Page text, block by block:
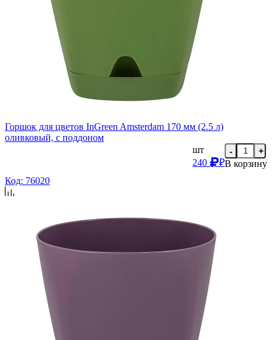
Горшок для цветов InGreen Amsterdam 170 мм (2.5 л)
оливковый, с поддоном
шт
240
₽
- +
В корзину
Код: 76020